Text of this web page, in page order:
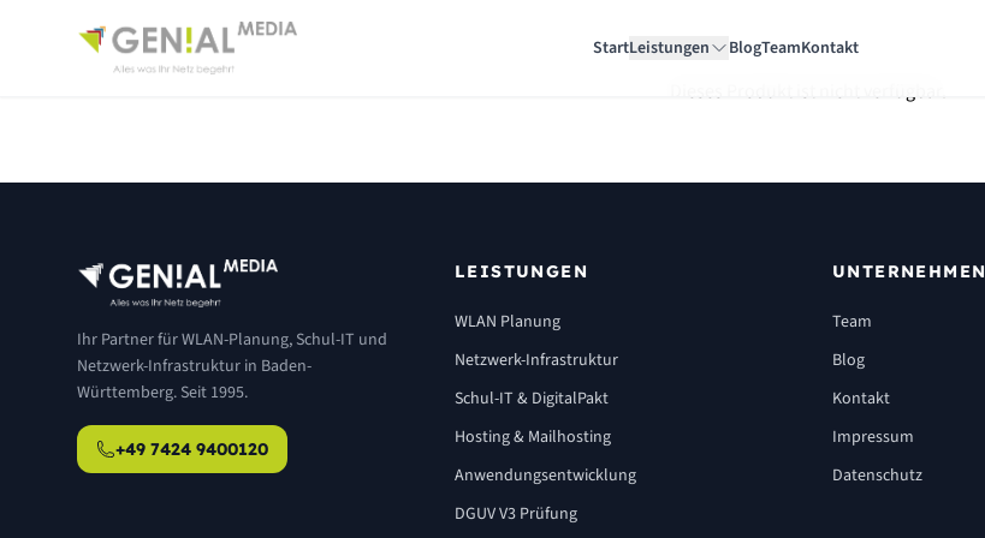
StartLeistungen BlogTeamKontakt
Dieses Produkt ist nicht verfügbar.
Ihr Partner für WLAN-Planung, Schul-IT und
Netzwerk-Infrastruktur in Baden-
Württemberg. Seit 1995.
+49 7424 9400120
LEISTUNGEN
WLAN Planung
Netzwerk-Infrastruktur
Schul-IT & DigitalPakt
Hosting & Mailhosting
Anwendungsentwicklung
DGUV V3 Prüfung
UNTERNEHMEN
Team
Blog
Kontakt
Impressum
Datenschutz